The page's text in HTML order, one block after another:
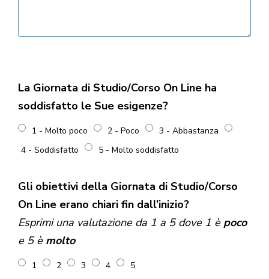
La Giornata di Studio/Corso On Line ha
soddisfatto le Sue esigenze?
1 - Molto poco 2 - Poco
3 - Abbastanza
4 - Soddisfatto
5 - Molto soddisfatto
Gli obiettivi della Giornata di Studio/Corso
On Line erano chiari fin dall’inizio?
Esprimi una valutazione da 1 a 5 dove 1 è poco
e 5 è molto
1 2 3 4 5